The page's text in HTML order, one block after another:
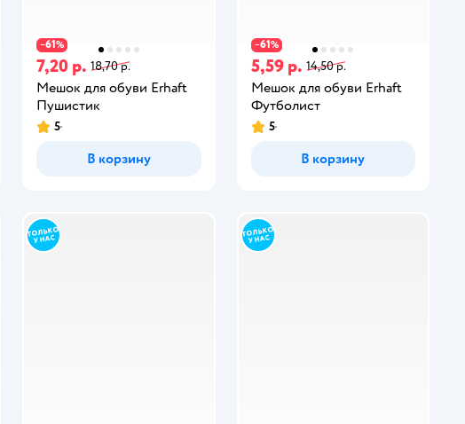
−61%
7,20 р. 18,70 р.
Мешок для обуви Erhaft
Пушистик
5
В корзину
−61%
5,59 р. 14,50 р.
Мешок для обуви Erhaft
Футболист
5
В корзину